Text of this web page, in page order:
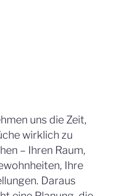
uns die Zeit,
wirklich zu
– Ihren Raum,
Ihre
Daraus